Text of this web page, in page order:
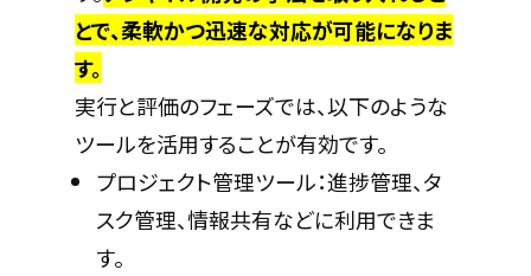
とで、柔軟かつ迅速な対応が可能になりま
す。
実行と評価のフェーズでは、以下のような
ツールを活用することが有効です。
プロジェクト管理ツール：進捗管理、タ
スク管理、情報共有などに利用できま
す。